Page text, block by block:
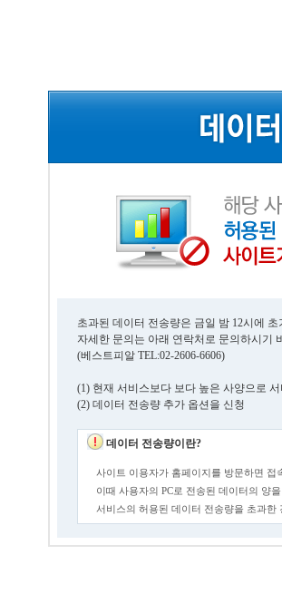
초과된 데이터 전송량은 금일 밤 12시에
자세한 문의는 아래 연락처로 문의하시기
(베스트피알 TEL:02-2606-6606)
(1) 현재 서비스보다 보다 높은 사양으로
(2) 데이터 전송량 추가 옵션을 신청
데이터 전송량이란?
사이트 이용자가 홈페이지를 방문하면 접
이때 사용자의 PC로 전송된 데이터의 양
서비스의 허용된 데이터 전송량을 초과